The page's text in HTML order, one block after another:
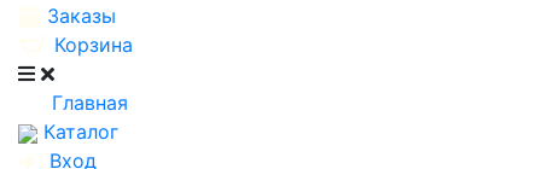
Заказы
Корзина
Главная
Каталог
Вход